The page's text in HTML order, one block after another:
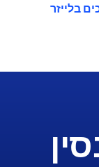
בלייזר